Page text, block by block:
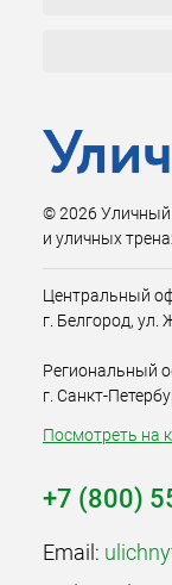
© 2026 Уличный
и уличных
Центральный
г. Белгород,
Региональный
г. Санкт-
Посмотреть на
+7 (800)
Email: